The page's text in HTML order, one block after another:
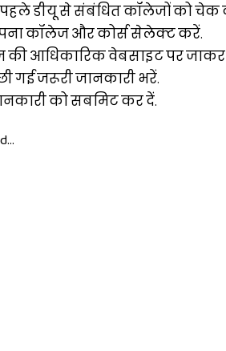
डीयू से संबंधित कॉलेजों को
कॉलेज और कोर्स सेलेक्ट करें.
की आधिकारिक वेबसाइट पर
गई जरूरी जानकारी भरें.
को सबमिट कर दें.